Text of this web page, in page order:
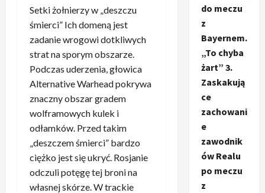
Setki żołnierzy w „deszczu
śmierci” Ich domeną jest
zadanie wrogowi dotkliwych
strat na sporym obszarze.
Podczas uderzenia, głowica
Alternative Warhead pokrywa
znaczny obszar gradem
wolframowych kulek i
odłamków. Przed takim
„deszczem śmierci” bardzo
ciężko jest się ukryć. Rosjanie
odczuli potęgę tej broni na
własnej skórze. W trackie
do meczu
z
Bayernem.
„To chyba
żart” 3.
Zaskakują
ce
zachowani
e
zawodnik
ów Realu
po meczu
z